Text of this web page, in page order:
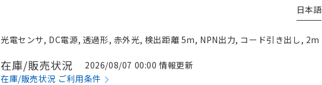
日本語
光電センサ, DC電源, 透過形, 赤外光, 検出距離 5m, NPN出力, コード引き出し, 2m
在庫/販売状況
2026/08/07 00:00 情報更新
在庫/販売状況 ご利用条件